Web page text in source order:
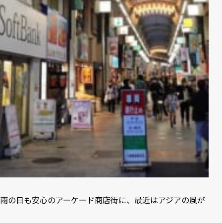
雨の日も安心のアーケード商店街に、最近はアジアの風が